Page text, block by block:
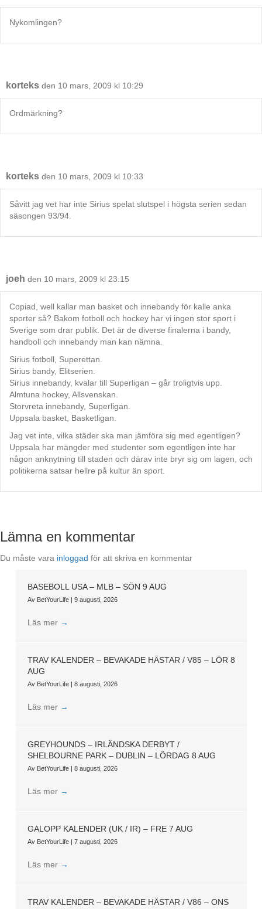
Nykomlingen?
korteks den 10 mars, 2009 kl 10:29
Ordmärkning?
korteks den 10 mars, 2009 kl 10:33
Såvitt jag vet har inte Sirius spelat slutspel i högsta serien sedan
säsongen 93/94.
joeh den 10 mars, 2009 kl 23:15
Copiad, well kallar man basket och innebandy för kalle anka
sporter så? Bakom fotboll och hockey har vi ingen stor sport i
Sverige som drar publik. Det är de diverse finalerna i bandy,
handboll och innebandy man kan nämna.
Sirius fotboll, Superettan.
Sirius bandy, Elitserien.
Sirius innebandy, kvalar till Superligan – går troligtvis upp.
Almtuna hockey, Allsvenskan.
Storvreta innebandy, Superligan.
Uppsala basket, Basketligan.
Jag vet inte, vilka städer ska man jämföra sig med egentligen?
Uppsala har mängder med studenter som egentligen inte har
någon anknytning till staden och därav inte bryr sig om lagen, och
politikerna satsar hellre på kultur än sport.
Lämna en kommentar
Du måste vara inloggad för att skriva en kommentar
BASEBOLL USA – MLB – SÖN 9 AUG
Av BetYourLife | 9 augusti, 2026
Läs mer →
TRAV KALENDER – BEVAKADE HÄSTAR / V85 – LÖR 8
AUG
Av BetYourLife | 8 augusti, 2026
Läs mer →
GREYHOUNDS – IRLÄNDSKA DERBYT /
SHELBOURNE PARK – DUBLIN – LÖRDAG 8 AUG
Av BetYourLife | 8 augusti, 2026
Läs mer →
GALOPP KALENDER (UK / IR) – FRE 7 AUG
Av BetYourLife | 7 augusti, 2026
Läs mer →
TRAV KALENDER – BEVAKADE HÄSTAR / V86 – ONS